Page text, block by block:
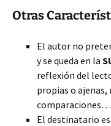
Otras
El autor no
y se queda en la
reflexión del
propias o ajenas,
comparaciones…
El destinatario